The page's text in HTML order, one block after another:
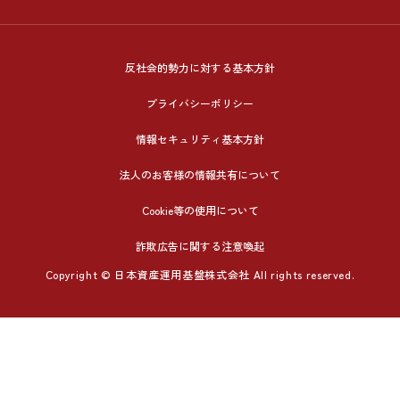
反社会的勢力に対する基本方針
プライバシーポリシー
情報セキュリティ基本方針
法人のお客様の情報共有について
Cookie等の使用について
詐欺広告に関する注意喚起
Copyright © 日本資産運用基盤株式会社 All rights reserved.